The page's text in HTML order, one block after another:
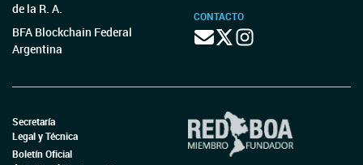
de la R. A.
BFA Blockchain Federal
Argentina
CONTACTO
Secretaría
Legal y Técnica
Boletín Oficial